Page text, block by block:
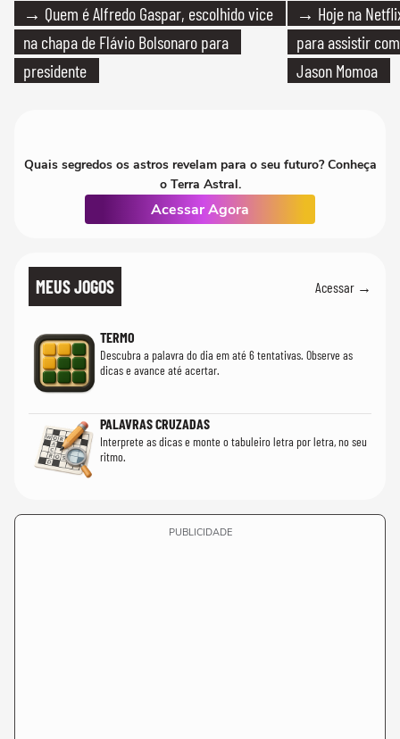
→ Quem é Alfredo Gaspar, escolhido vice
na chapa de Flávio Bolsonaro para
presidente
→ Hoje na
para assistir
Jason Momoa
Quais segredos os astros revelam para o seu futuro? Conheça
o Terra Astral.
Acessar Agora
MEUS JOGOS Acessar →
TERMO
Descubra a palavra do dia em até 6 tentativas. Observe as
dicas e avance até acertar.
PALAVRAS CRUZADAS
Interprete as dicas e monte o tabuleiro letra por letra, no seu
ritmo.
PUBLICIDADE